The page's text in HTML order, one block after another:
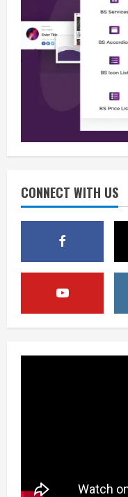
CONNECT WITH US
3